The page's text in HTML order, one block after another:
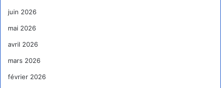
juin 2026
mai 2026
avril 2026
mars 2026
février 2026